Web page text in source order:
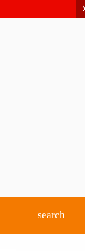
search